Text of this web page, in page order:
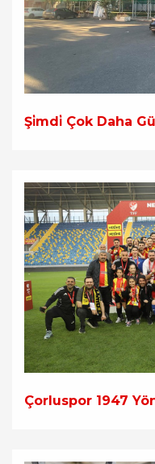
Şi̇mdi̇ Çok Daha
Çorluspor 1947